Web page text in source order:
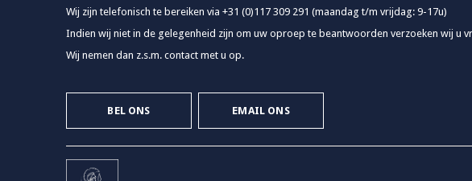
Wij zijn telefonisch te bereiken via +31 (0)117 309 291 (maandag t/m vrijdag: 9-17u)
Indien wij niet in de gelegenheid zijn om uw oproep te beantwoorden verzoeken wij u
Wij nemen dan z.s.m. contact met u op.
BEL ONS EMAIL ONS